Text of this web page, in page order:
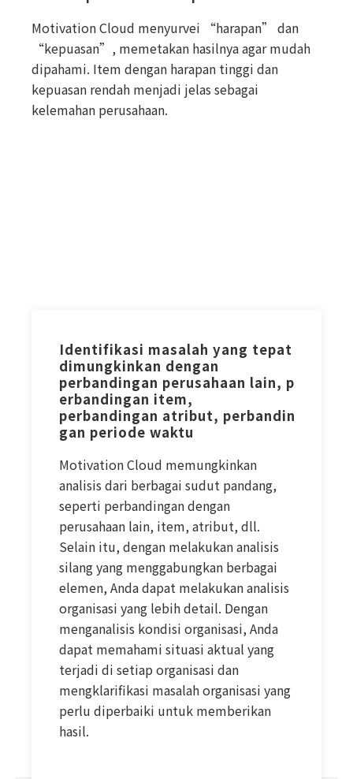
Motivation Cloud menyurvei “harapan” dan
“kepuasan”, memetakan hasilnya agar mudah
dipahami. Item dengan harapan tinggi dan
kepuasan rendah menjadi jelas sebagai
kelemahan perusahaan.
Identifikasi masalah yang tepat
dimungkinkan dengan
perbandingan perusahaan lain, p
erbandingan item,
perbandingan atribut, perbandin
gan periode waktu
Motivation Cloud memungkinkan
analisis dari berbagai sudut pandang,
seperti perbandingan dengan
perusahaan lain, item, atribut, dll.
Selain itu, dengan melakukan analisis
silang yang menggabungkan berbagai
elemen, Anda dapat melakukan analisis
organisasi yang lebih detail. Dengan
menganalisis kondisi organisasi, Anda
dapat memahami situasi aktual yang
terjadi di setiap organisasi dan
mengklarifikasi masalah organisasi yang
perlu diperbaiki untuk memberikan
hasil.